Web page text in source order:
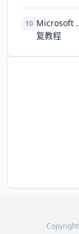
10 Microsoft
复教程